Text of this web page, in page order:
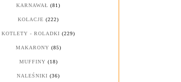
KARNAWAŁ (81)
KOLACJE (222)
KOTLETY - ROLADKI (229)
MAKARONY (85)
MUFFINY (18)
NALEŚNIKI (36)